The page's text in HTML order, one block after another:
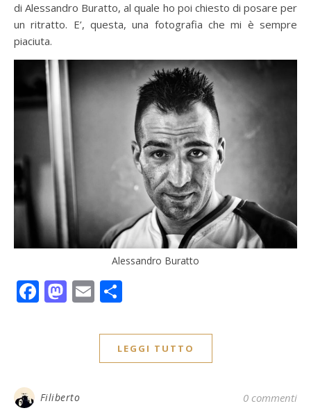
di Alessandro Buratto, al quale ho poi chiesto di posare per
un ritratto. E’, questa, una fotografia che mi è sempre
piaciuta.
Alessandro Buratto
Facebook
Mastodon
Email
LEGGI TUTTO
Filiberto 0 commenti